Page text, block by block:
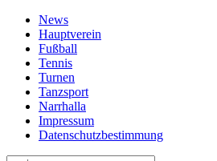
News
Hauptverein
Fußball
Tennis
Turnen
Tanzsport
Narrhalla
Impressum
Datenschutzbestimmung